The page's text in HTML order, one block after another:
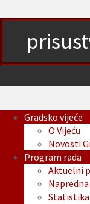
Gradsko vijeće
O Vijeću
Novosti
Program rada
Aktuelni